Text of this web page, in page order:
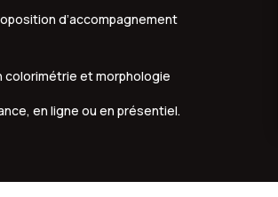
d’accompagnement
et morphologie
en ligne ou en présentiel.